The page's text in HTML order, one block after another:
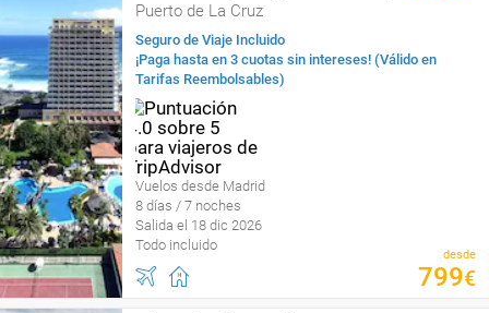
Puerto de La Cruz
Seguro de Viaje Incluido
¡Paga hasta en 3 cuotas sin intereses! (Válido en
Tarifas Reembolsables)
Vuelos desde Madrid
8 días / 7 noches
Salida el 18 dic 2026
Todo incluido
desde
799€